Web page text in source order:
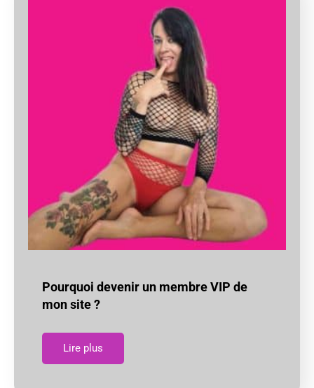
Pourquoi devenir un membre VIP de
mon site ?
Lire plus